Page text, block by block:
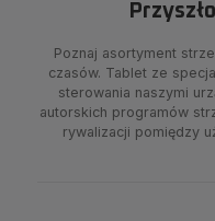
Poznaj asortyment
czasów. Tablet ze
sterowania naszymi
autorskich programów
rywalizacji pomiędzy